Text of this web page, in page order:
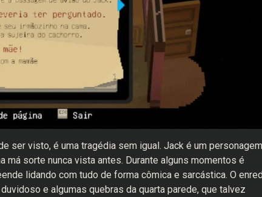
ser visto, é uma tragédia sem igual. Jack é um personagem
má sorte nunca vista antes. Durante alguns momentos é
lidando com tudo de forma cômica e sarcástica. O
e algumas quebras da quarta parede, que talvez